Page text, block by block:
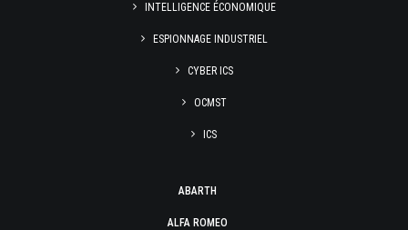
INTELLIGENCE ÉCONOMIQUE
ESPIONNAGE INDUSTRIEL
CYBER ICS
OCMST
ICS
ABARTH
ALFA ROMEO